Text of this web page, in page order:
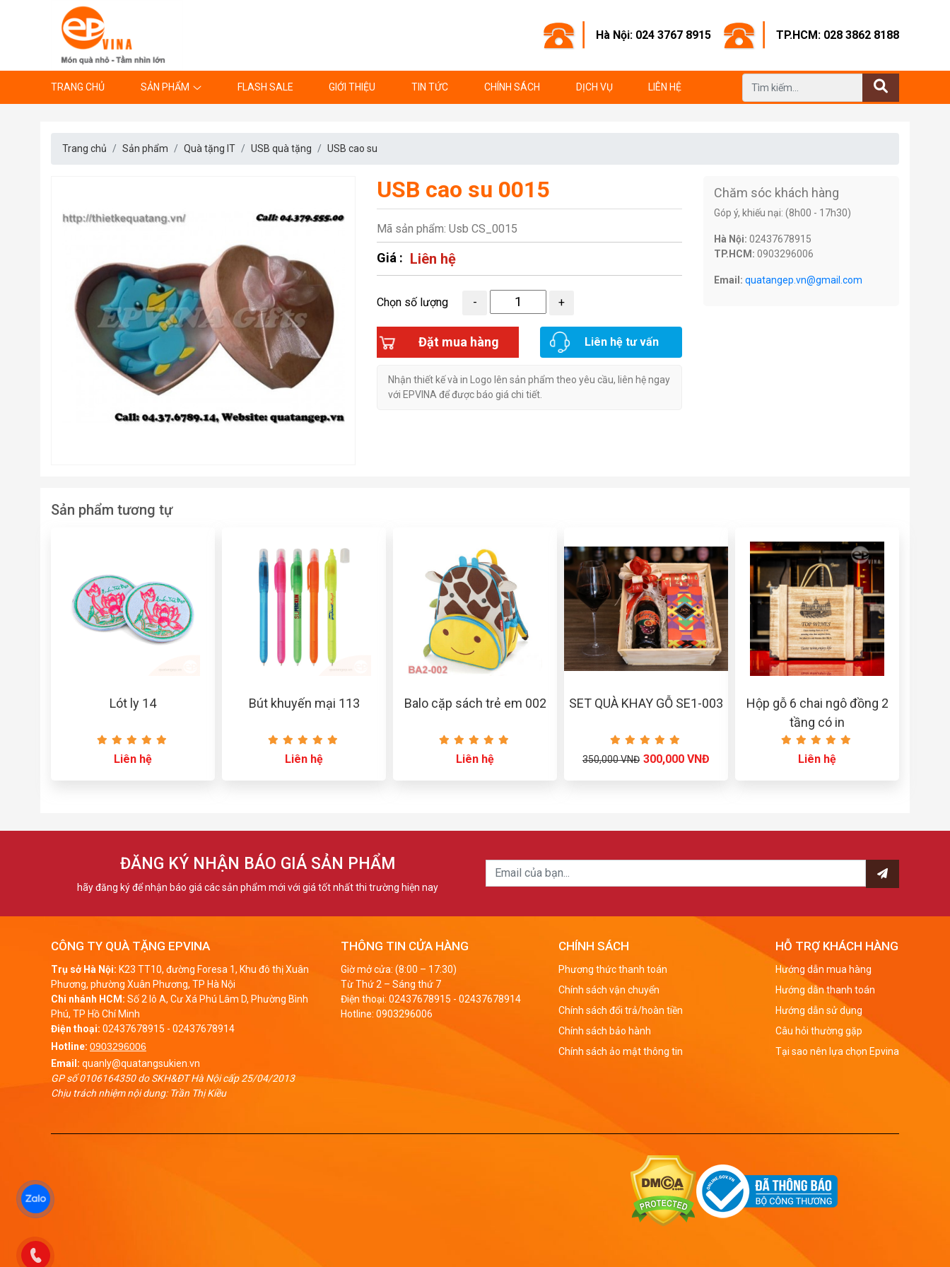
Hà Nội: 024 3767 8915 TP.HCM: 028 3862 8188
TRANG CHỦ SẢN PHẨM FLASH SALE GIỚI THIỆU TIN TỨC CHÍNH SÁCH DỊCH VỤ LIÊN HỆ
Trang chủ Sản phẩm Quà tặng IT USB quà tặng USB cao su
USB cao su 0015
Mã sản phẩm: Usb CS_0015
Giá : Liên hệ
Chọn số lượng
Đặt mua hàng Liên hệ tư vấn
Nhận thiết kế và in Logo lên sản phẩm theo yêu cầu, liên hệ ngay
với EPVINA để được báo giá chi tiết.
Chăm sóc khách hàng
Góp ý, khiếu nại: (8h00 - 17h30)
Hà Nội: 02437678915
TP.HCM: 0903296006
Email: quatangep.vn@gmail.com
Sản phẩm tương tự
Lót ly 14
Liên hệ
Bút khuyến mại 113
Liên hệ
Balo cặp sách trẻ em 002
Liên hệ
SET QUÀ KHAY GỖ SE1-003
350,000 VNĐ 300,000 VNĐ
Hộp gỗ 6 chai ngô đồng 2
tầng có in
Liên hệ
ĐĂNG KÝ NHẬN BÁO GIÁ SẢN PHẨM
hãy đăng ký để nhận báo giá các sản phẩm mới với giá tốt nhất thi trường hiện nay
CÔNG TY QUÀ TẶNG EPVINA
Trụ sở Hà Nội: K23 TT10, đường Foresa 1, Khu đô thị Xuân
Phương, phường Xuân Phương, TP Hà Nội
Chi nhánh HCM: Số 2 lô A, Cư Xá Phú Lâm D, Phường Bình
Phú, TP Hồ Chí Minh
Điện thoại: 02437678915 - 02437678914
Hotline: 0903296006
Email: quanly@quatangsukien.vn
GP số 0106164350 do SKH&ĐT Hà Nội cấp 25/04/2013
Chịu trách nhiệm nội dung: Trần Thị Kiều
THÔNG TIN CỬA HÀNG
Giờ mở cửa: (8:00 – 17:30)
Từ Thứ 2 – Sáng thứ 7
Điện thoại: 02437678915 - 02437678914
Hotline: 0903296006
CHÍNH SÁCH
Phương thức thanh toán
Chính sách vận chuyển
Chính sách đổi trả/hoàn tiền
Chính sách bảo hành
Chính sách ảo mật thông tin
HỖ TRỢ KHÁCH HÀNG
Hướng dẫn mua hàng
Hướng dẫn thanh toán
Hướng dẫn sử dụng
Câu hỏi thường gặp
Tại sao nên lựa chọn Epvina